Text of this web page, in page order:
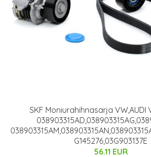
SKF Moniurahihnasarja VW,AUDI
G145276,03G903137E
56.11 EUR